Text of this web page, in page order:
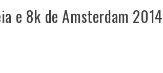
e 8k de Amsterdam 2014